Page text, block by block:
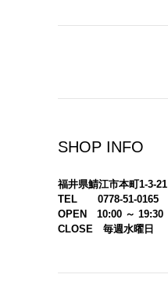
SHOP INFO
福井県鯖江市本町1-3-21
TEL 0778-51-0165
OPEN 10:00 ～ 19:30
CLOSE 毎週水曜日